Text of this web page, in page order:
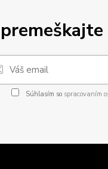
Súhlasím so spracovaním